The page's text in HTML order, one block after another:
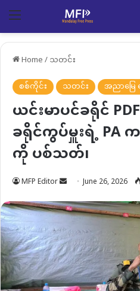
Menu
Home/သတင်း
စစ်ကိုင်း
သတင်း အညာမြေ
ယင်းမာပင်ခရိုင်
ခရိုင်ကွပ်မှူးရဲ့ PA
ကို ပစ်သတ်၊
MFP Editor Send
email
June 26, 2026